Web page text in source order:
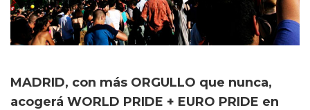
MADRID, con más ORGULLO que nunca,
acogerá WORLD PRIDE + EURO PRIDE en